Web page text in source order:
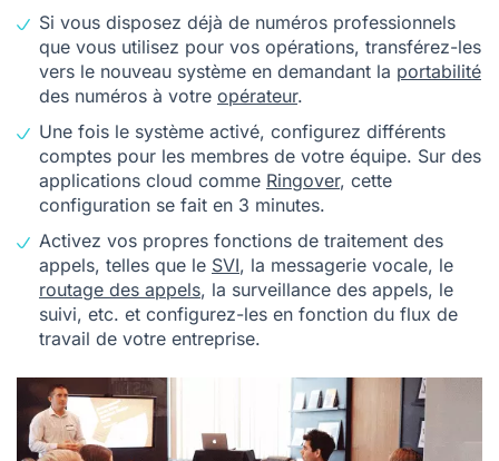
Si vous disposez déjà de numéros professionnels
que vous utilisez pour vos opérations, transférez-les
vers le nouveau système en demandant la portabilité
des numéros à votre opérateur.
Une fois le système activé, configurez différents
comptes pour les membres de votre équipe. Sur des
applications cloud comme Ringover, cette
configuration se fait en 3 minutes.
Activez vos propres fonctions de traitement des
appels, telles que le SVI, la messagerie vocale, le
routage des appels, la surveillance des appels, le
suivi, etc. et configurez-les en fonction du flux de
travail de votre entreprise.